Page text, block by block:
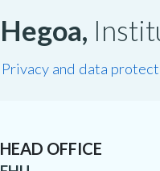
Hegoa,
Privacy and data
HEAD OFFICE